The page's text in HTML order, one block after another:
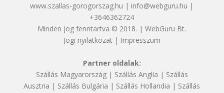
www.szallas-gorogorszag.hu | info@webguru.hu |
+3646362724
Minden jog fenntartva © 2018. | WebGuru Bt.
Jogi nyilatkozat| Impresszum
Partner oldalak:
Szállás Magyarország| Szállás Anglia | Szállás
Ausztria | Szállás Bulgária | Szállás Hollandia | Szállás